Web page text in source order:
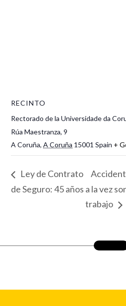
RECINTO
Rectorado de la Universidade da
Rúa Maestranza, 9
A Coruña, A Coruña 15001 Spain +
Ley de Contrato
de Seguro: 45 años a la vez
trabajo